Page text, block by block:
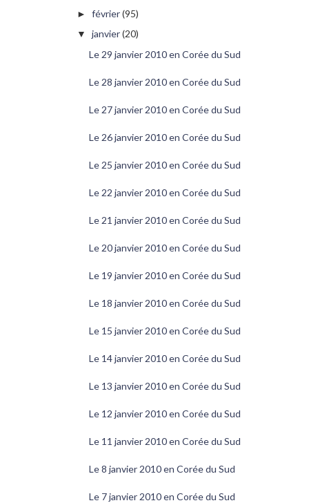
► février(95)
▼ janvier(20)
Le 29 janvier 2010 en Corée du Sud
Le 28 janvier 2010 en Corée du Sud
Le 27 janvier 2010 en Corée du Sud
Le 26 janvier 2010 en Corée du Sud
Le 25 janvier 2010 en Corée du Sud
Le 22 janvier 2010 en Corée du Sud
Le 21 janvier 2010 en Corée du Sud
Le 20 janvier 2010 en Corée du Sud
Le 19 janvier 2010 en Corée du Sud
Le 18 janvier 2010 en Corée du Sud
Le 15 janvier 2010 en Corée du Sud
Le 14 janvier 2010 en Corée du Sud
Le 13 janvier 2010 en Corée du Sud
Le 12 janvier 2010 en Corée du Sud
Le 11 janvier 2010 en Corée du Sud
Le 8 janvier 2010 en Corée du Sud
Le 7 janvier 2010 en Corée du Sud